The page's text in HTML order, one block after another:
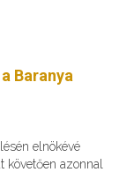
Baranya
elnökévé
követően azonnal